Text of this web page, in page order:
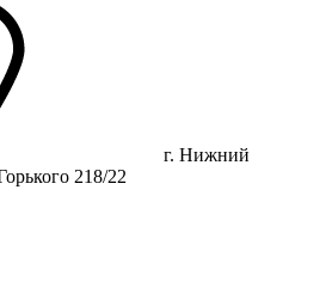
г. Нижний
218/22